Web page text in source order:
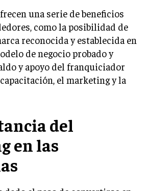
DE MERCADO
DIRECTIVAS
una serie de beneficios
como la posibilidad de
reconocida y establecida en
de negocio probado y
y apoyo del franquiciador
el marketing y la
del
en las